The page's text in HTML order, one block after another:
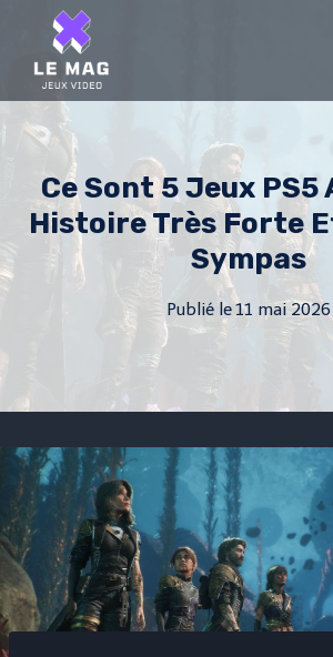
content
Ce Sont 5 Jeux PS5
Histoire Très Forte
Sympas
Publié le11 mai 2026